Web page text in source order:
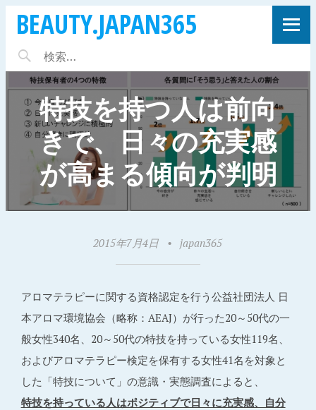
BEAUTY.JAPAN365
特技を持つ人は前向
きで、日々の充実感
が高まる傾向が判明
2015年7月4日 • japan365
アロマテラピーに関する資格認定を行う公益社団法人 日
本アロマ環境協会（略称：AEAJ）が行った20～50代の一
般女性340名、20～50代の特技を持っている女性119名、
およびアロマテラピー検定を保有する女性41名を対象と
した「特技について」の意識・実態調査によると、
特技を持っている人はポジティブで日々に充実感、自分